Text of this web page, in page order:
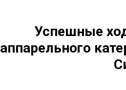
Успешные
аппарельного